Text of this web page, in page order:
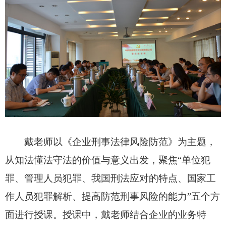
戴老师以《企业刑事法律风险防范》为主题，
从知法懂法守法的价值与意义出发，聚焦“单位犯
罪、管理人员犯罪、我国刑法应对的特点、国家工
作人员犯罪解析、提高防范刑事风险的能力”五个方
面进行授课。授课中，戴老师结合企业的业务特